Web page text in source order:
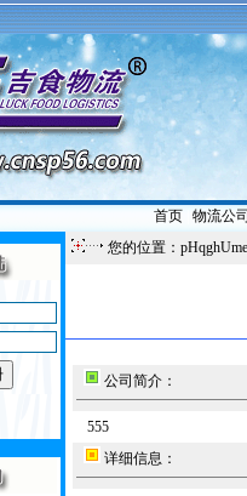
首页| 物流公司
您的位置：
公司简介：
555
详细信息：